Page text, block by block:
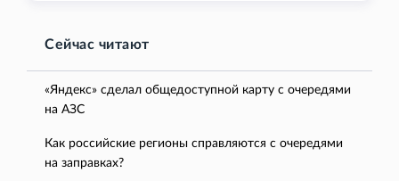
Сейчас читают
«Яндекс» сделал общедоступной карту с очередями
на АЗС
Как российские регионы справляются с очередями
на заправках?